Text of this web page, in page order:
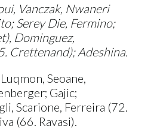
Vanczak, Nwaneri
Serey Die, Fermino;
Dominguez,
Crettenand); Adeshina.
Seoane,
Gajic;
Scarione, Ferreira (72.
(66. Ravasi).